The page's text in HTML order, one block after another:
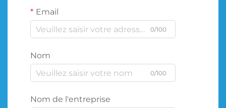
Email
0/100
Nom
0/100
Nom de l'entreprise